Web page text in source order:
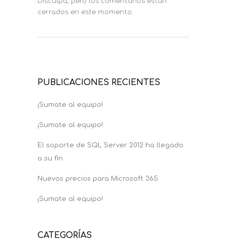
cerrados en este momento.
PUBLICACIONES RECIENTES
¡Sumate al equipo!
¡Sumate al equipo!
El soporte de SQL Server 2012 ha llegado
a su fin
Nuevos precios para Microsoft 365
¡Sumate al equipo!
CATEGORÍAS